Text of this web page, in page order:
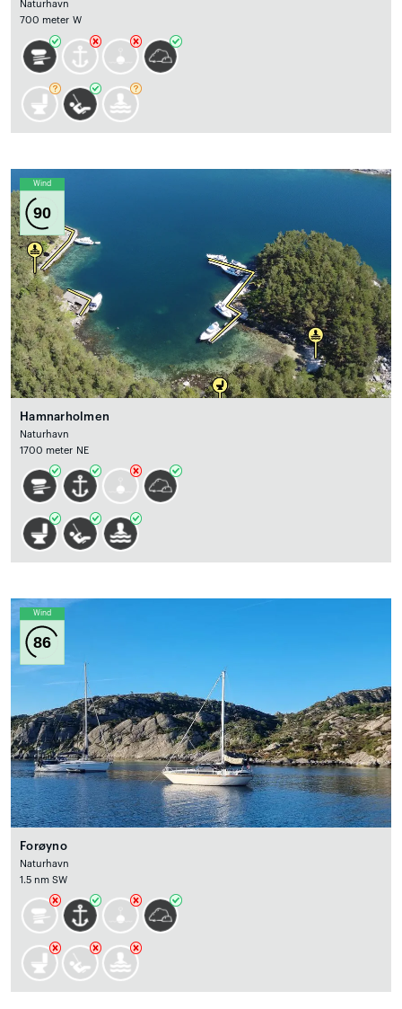
Naturhavn
700 meter W
Wind
90
Hamnarholmen
Naturhavn
1700 meter NE
Wind
86
Forøyno
Naturhavn
1.5 nm SW